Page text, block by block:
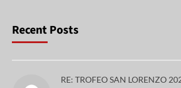
o
Recent Posts
RE: TROFEO SAN LORENZO